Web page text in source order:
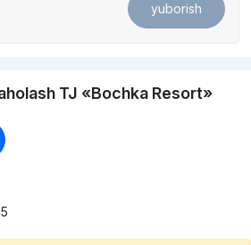
yuborish
TJ «Bochka Resort»